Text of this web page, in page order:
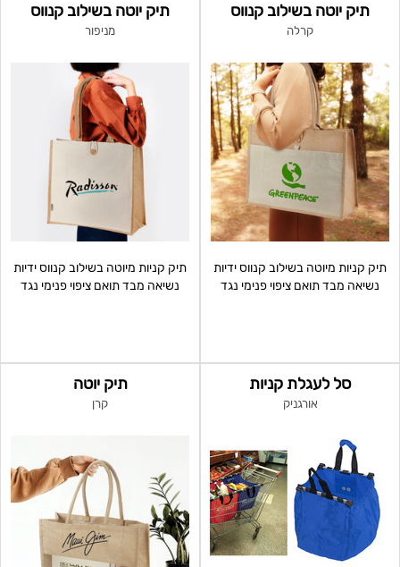
תיק יוטה בשילוב קנווס
קרלה
תיק קניות מיוטה בשילוב קנווס ידיות
נשיאה מבד תואם ציפוי פנימי נגד
תיק יוטה בשילוב קנווס
מניפור
תיק קניות מיוטה בשילוב קנווס ידיות
נשיאה מבד תואם ציפוי פנימי נגד
סל לעגלת קניות
אורגניק
תיק יוטה
קרן